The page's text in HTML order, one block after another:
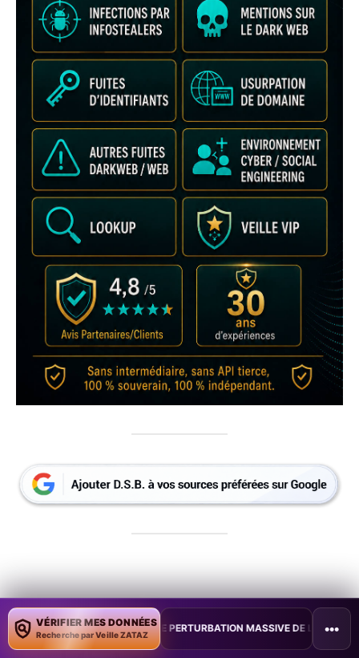
VÉRIFIER MES DONNÉES
Recherche par Veille ZATAZ
PERTURBATION MASSIVE DE L’INTERNET MOBILE • L’IA •••